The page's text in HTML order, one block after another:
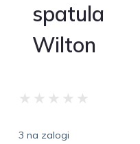
spatula
Wilton
★ ★ ★ ★ ★
3 na zalogi